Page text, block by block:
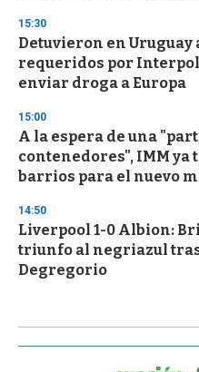
15:30
Detuvieron en Uruguay
requeridos por
enviar droga a Europa
15:00
A la espera de una
contenedores", IMM
barrios para el nuevo
14:50
Liverpool 1-0 Albion:
triunfo al negriazul
Degregorio